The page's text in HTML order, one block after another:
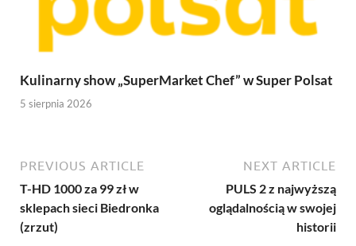
Kulinarny show „SuperMarket Chef” w Super Polsat
5 sierpnia 2026
PREVIOUS ARTICLE
T-HD 1000 za 99 zł w
sklepach sieci Biedronka
(zrzut)
NEXT ARTICLE
PULS 2 z najwyższą
oglądalnością w swojej
historii